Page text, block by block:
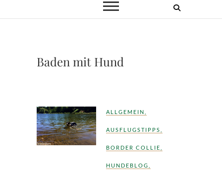
Baden mit Hund
ALLGEMEIN
AUSFLUGSTIPPS
BORDER COLLIE
HUNDEBLOG